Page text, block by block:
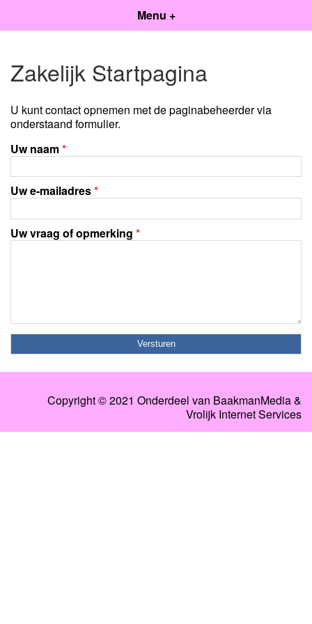
Menu +
Zakelijk Startpagina
U kunt contact opnemen met de paginabeheerder via
onderstaand formulier.
Uw naam*
Uw e-mailadres*
Uw vraag of opmerking *
Copyright © 2021 Onderdeel van BaakmanMedia&
Vrolijk Internet Services